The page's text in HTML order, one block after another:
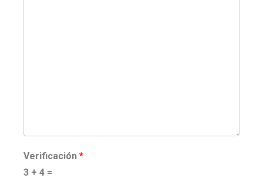
Verificación *
3 + 4 =